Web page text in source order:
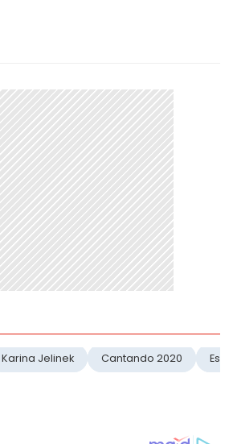
Karina Jelinek Cantando 2020